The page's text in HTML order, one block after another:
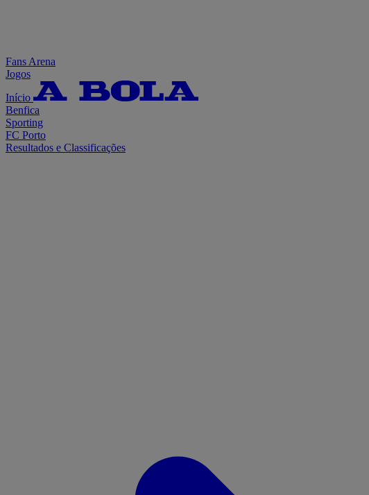
Fans Arena
Jogos
Início
Benfica
Sporting
FC Porto
Resultados e Classificações